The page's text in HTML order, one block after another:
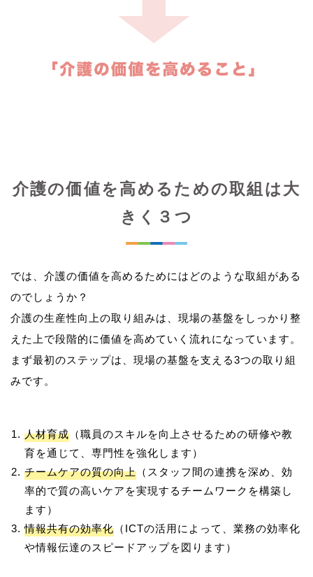
介護の価値を高めるための取組は大
きく３つ
では、介護の価値を高めるためにはどのような取組がある
のでしょうか？
介護の生産性向上の取り組みは、現場の基盤をしっかり整
えた上で段階的に価値を高めていく流れになっています。
まず最初のステップは、現場の基盤を支える3つの取り組
人材育成 （職員のスキルを向上させるための研修や教
育を通じて、専門性を強化します）
チームケアの質の向上 （スタッフ間の連携を深め、効
率的で質の高いケアを実現するチームワークを構築し
ます）
情報共有の効率化 （ICTの活用によって、業務の効率化
や情報伝達のスピードアップを図ります）